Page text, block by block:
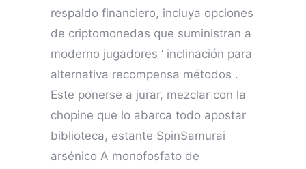
respaldo financiero, incluya opciones
de criptomonedas que suministran a
moderno jugadores ‘ inclinación para
alternativa recompensa métodos .
Este ponerse a jurar, mezclar con la
chopine que lo abarca todo apostar
biblioteca, estante SpinSamurai
arsénico A monofosfato de